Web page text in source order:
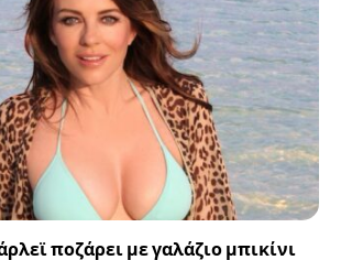
ποζάρει με γαλάζιο μπικίνι